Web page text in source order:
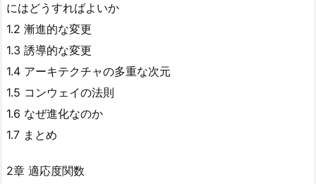
にはどうすればよいか
1.2 漸進的な変更
1.3 誘導的な変更
1.4 アーキテクチャの多重な次元
1.5 コンウェイの法則
1.6 なぜ進化なのか
1.7 まとめ
2章 適応度関数